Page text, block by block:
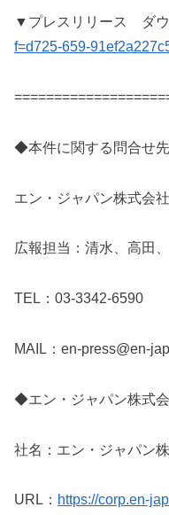
▼プレスリリース ダ
f=d725-659-
◆本件に関する問合せ先
エン・ジャパン株式会社
広報担当：清水、高田
TEL：03-3342-6590
MAIL：en-press@en-
◆エン・ジャパン株式
社名：エン・ジャパン
URL： https://corp.en-